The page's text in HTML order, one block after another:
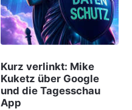
Kurz verlinkt: Mike
Kuketz über Google
und die Tagesschau
App